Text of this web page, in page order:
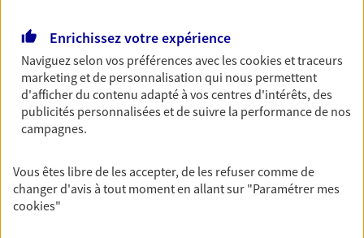
vie
Achat immobilier, installation, départ à la retraite…
Autant de moments de vie qui nécessitent des solutions
d'assurance et d'épargne. Recevez un conseil d'expert
cohérent avec vos besoins
Vous aider à constituer une
épargne
Enrichissez votre expérience
Naviguez selon vos préférences avec lescookies et traceurs
marketing et de personnalisation qui nous permettent
d'afficher du contenu adapté à vos centres d'intérêts, des
publicités personnalisées et de suivre la performance de nos
campagnes.
Vous êtes libre de les accepter, de les refuser comme de
changer d'avis à tout moment en allant sur "Paramétrer mes
cookies"